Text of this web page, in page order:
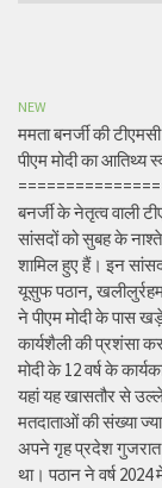
NEW
ममता बनर्जी की
पीएम मोदी का आतिथ्य
बनर्जी के नेतृत्व वाली
सांसदों को सुबह के
शामिल हुए हैं। इन
यूसुफ पठान,
ने पीएम मोदी के पास खड़े
कार्यशैली की प्रशंसा
मोदी के 12 वर्ष के
यहां यह खासतौर से
मतदाताओं की संख्या
अपने गृह प्रदेश गुजरात
था। पठान ने वर्ष